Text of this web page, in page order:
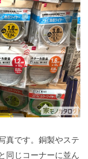
真です。銅製やステ
同じコーナーに並ん